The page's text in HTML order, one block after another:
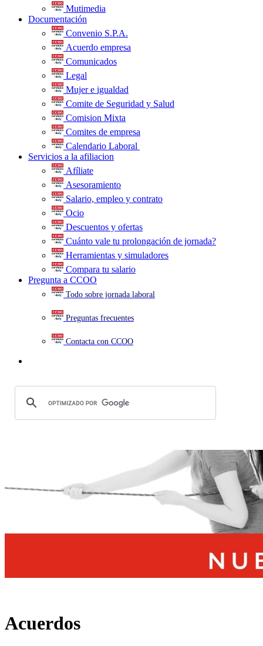
Mutimedia
Documentación
Convenio S.P.A.
Acuerdo empresa
Comunicados
Legal
Mujer e igualdad
Comite de Seguridad y Salud
Comision Mixta
Comites de empresa
Calendario Laboral
Servicios a la afiliacion
Afíliate
Asesoramiento
Salario, empleo y contrato
Ocio
Descuentos y ofertas
Cuánto vale tu prolongación de jornada?
Herramientas y simuladores
Compara tu salario
Pregunta a CCOO
Todo sobre jornada laboral
Preguntas frecuentes
Contacta con CCOO
Acuerdos